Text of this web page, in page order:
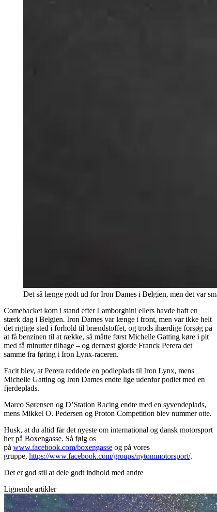
Det så længe godt ud for Iron Dames i Belgien, men det var
Comebacket kom i stand efter Lamborghini ellers havde haft en
stærk dag i Belgien. Iron Dames var længe i front, men var ikke helt
det rigtige sted i forhold til brændstoffet, og trods ihærdige forsøg på
at få benzinen til at række, så måtte først Michelle Gatting køre i pit
med få minutter tilbage – og dernæst gjorde Franck Perera det
samme fra føring i Iron Lynx-raceren.
Facit blev, at Perera reddede en podieplads til Iron Lynx, mens
Michelle Gatting og Iron Dames endte lige udenfor podiet med en
fjerdeplads.
Marco Sørensen og D’Station Racing endte med en syvendeplads,
mens Mikkel O. Pedersen og Proton Competition blev nummer otte.
Husk, at du altid får det nyeste om international og dansk motorsport
her på Boxengasse. Så følg os
på www.facebook.com/boxengasse og på vores
gruppe, https://www.facebook.com/groups/nytommotorsport/.
Det er god stil at dele godt indhold med andre
Lignende artikler